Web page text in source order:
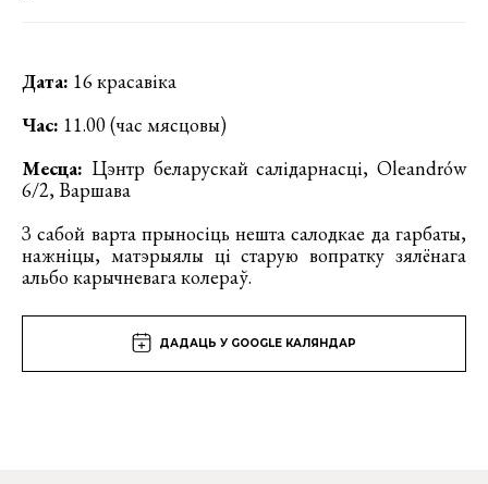
Дата: 16 красавіка
Час: 11.00 (час мясцовы)
Месца: Цэнтр беларускай салідарнасці, Oleandrów
6/2, Варшава
З сабой варта прыносіць нешта салодкае да гарбаты,
нажніцы, матэрыялы ці старую вопратку зялёнага
альбо карычневага колераў.
ДАДАЦЬ У GOOGLE КАЛЯНДАР